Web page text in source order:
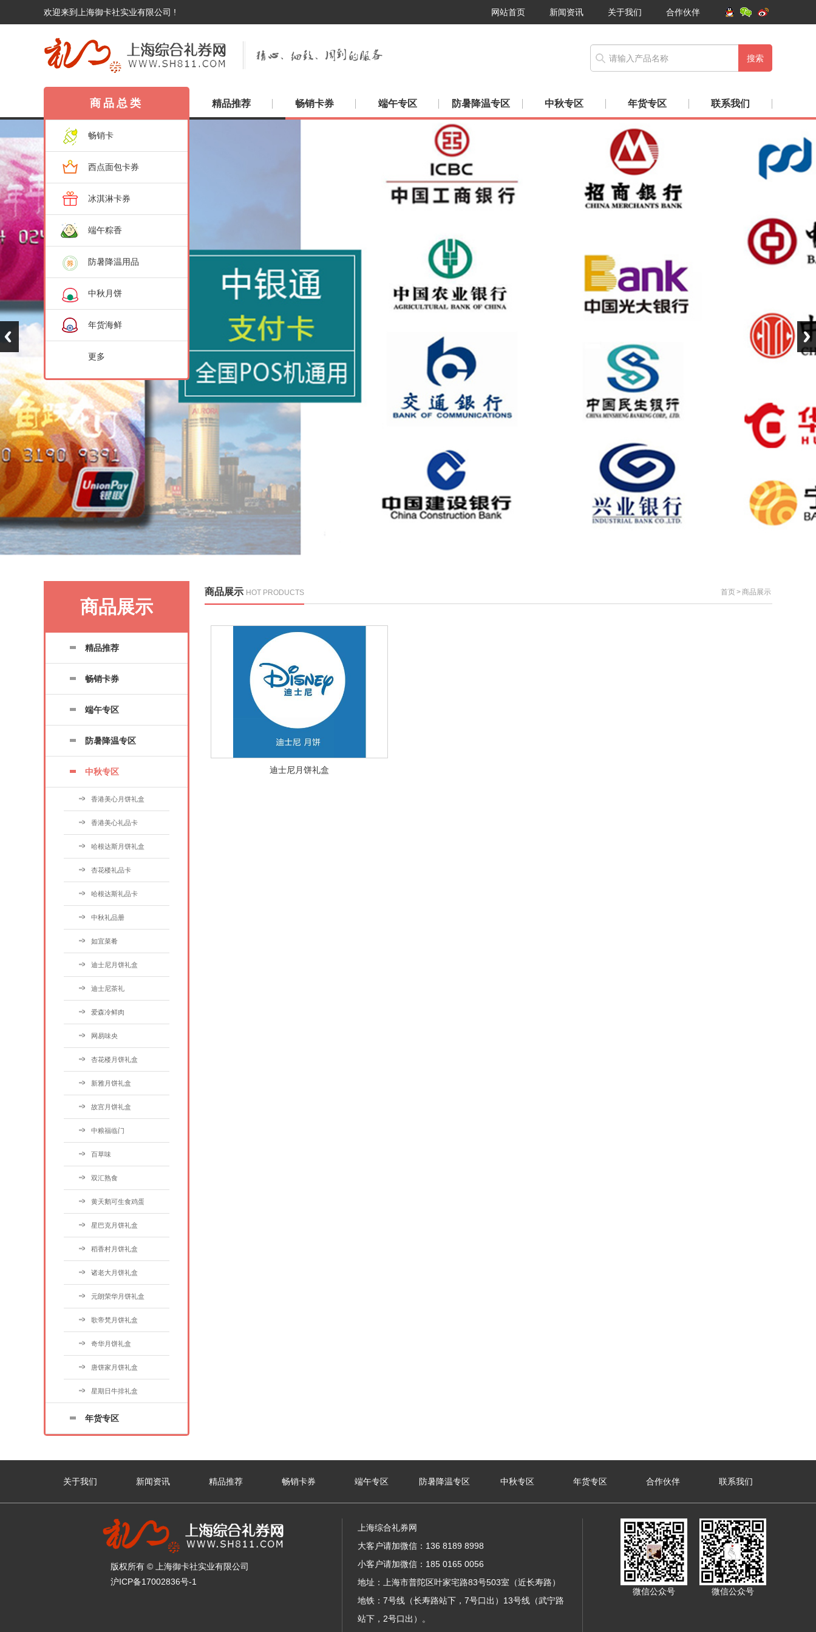
欢迎来到上海御卡社实业有限公司 ! 网站首页 新闻资讯 关于我们 合作伙伴
搜索
商品总类
畅销卡
西点面包卡券
冰淇淋卡券
端午粽香
防暑降温用品
中秋月饼
年货海鲜
更多
精品推荐 畅销卡券 端午专区 防暑降温专区 中秋专区 年货专区 联系我们
商品展示
精品推荐
畅销卡券
端午专区
防暑降温专区
中秋专区
香港美心月饼礼盒
香港美心礼品卡
哈根达斯月饼礼盒
杏花楼礼品卡
哈根达斯礼品卡
中秋礼品册
如宜菜肴
迪士尼月饼礼盒
迪士尼茶礼
爱森冷鲜肉
网易味央
杏花楼月饼礼盒
新雅月饼礼盒
故宫月饼礼盒
中粮福临门
百草味
双汇熟食
黄天鹅可生食鸡蛋
星巴克月饼礼盒
稻香村月饼礼盒
诸老大月饼礼盒
元朗荣华月饼礼盒
歌帝梵月饼礼盒
奇华月饼礼盒
唐饼家月饼礼盒
星期日牛排礼盒
年货专区
商品展示 HOT PRODUCTS 首页>商品展示
迪士尼月饼礼盒
关于我们 新闻资讯 精品推荐 畅销卡券 端午专区 防暑降温专区 中秋专区 年货专区 合作伙伴 联系我们
版权所有 © 上海御卡社实业有限公司
沪ICP备17002836号-1
上海综合礼券网
大客户请加微信：136 8189 8998
小客户请加微信：185 0165 0056
地址：上海市普陀区叶家宅路83号503室（近长寿路）
地铁：7号线（长寿路站下，7号口出）13号线（武宁路
站下，2号口出）。
微信公众号
微信公众号